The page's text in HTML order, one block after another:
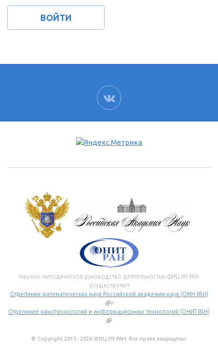
ВК
Научно-методическое руководство деятельностью ФИЦ ИУ РАН
осуществляют
Отделение математических наук Российской академии наук (ОМН РАН)
(внешняя ссылка)
и
Отделение нанотехнологий и информационных технологий (ОНИТ РАН)
(внешняя ссылка)
.
© Copyright 2015 - 2026 ФИЦ ИУ РАН. Все права защищены.